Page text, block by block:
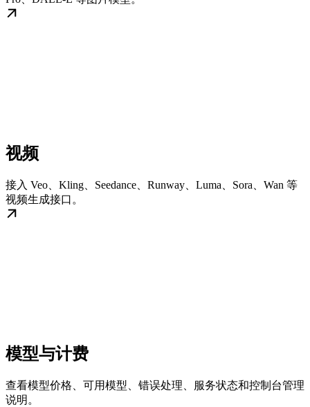
视频
接入 Veo、Kling、Seedance、Runway、Luma、Sora、Wan 等
视频生成接口。
模型与计费
查看模型价格、可用模型、错误处理、服务状态和控制台管理
说明。